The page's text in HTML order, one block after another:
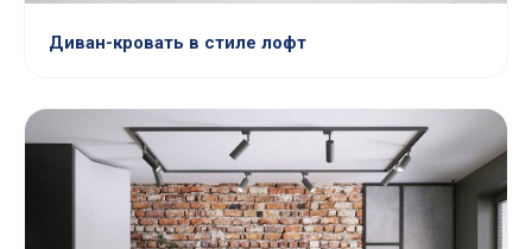
Диван-кровать в стиле лофт